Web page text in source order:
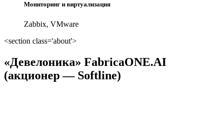
Мониторинг и виртуализация
Zabbix, VMware
<section class='about'>
«Девелоника» FabricaONE.AI
(акционер — Softline)